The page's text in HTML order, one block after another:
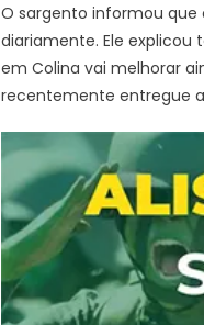
O sargento informou
diariamente. Ele
em Colina vai melhorar
recentemente entregue